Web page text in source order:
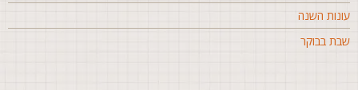
השנה
בבוקר